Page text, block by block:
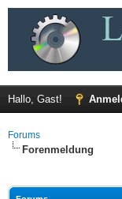
Hallo, Gast!
Forums
Forenmeldung